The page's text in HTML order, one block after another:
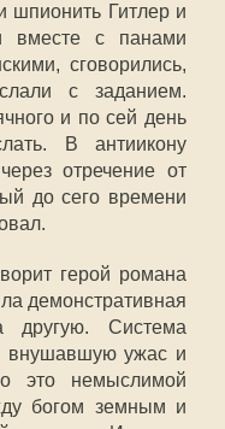
шпионить Гитлер и
вместе с панами
сговорились,
с заданием.
и по сей день
В антиикону
отречение от
до сего времени
герой романа
демонстративная
другую. Система
внушавшую ужас и
это немыслимой
богом земным и